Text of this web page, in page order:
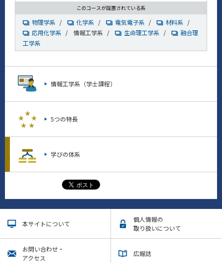
このコースが設置されている系
物理学系 / 化学系 / 電気電子系 / 材料系 /
応用化学系 / 情報工学系 / 生命理工学系 /
融合理
工学系
情報工学系（学士課程）
5つの特長
学びの体系
本サイトについて
個人情報の
取り扱いについて
お問い合わせ・
アクセス
広報誌